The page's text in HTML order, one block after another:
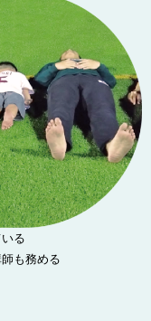
る
も務める